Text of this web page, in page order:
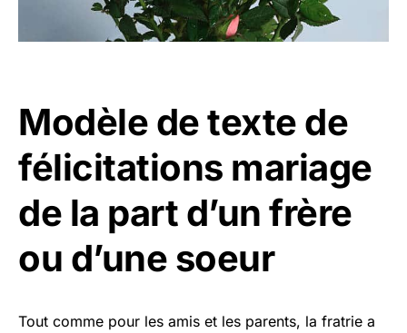
Modèle de texte de
félicitations mariage
de la part d’un frère
ou d’une soeur
Tout comme pour les amis et les parents, la fratrie a